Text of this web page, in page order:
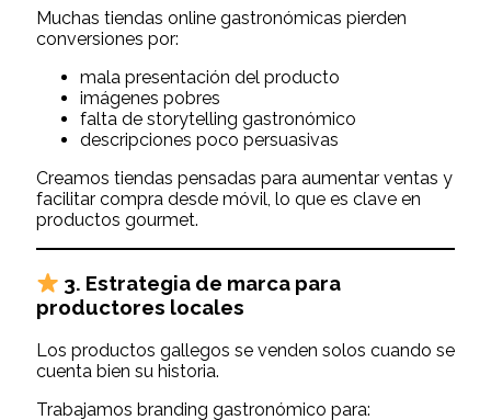
Muchas tiendas online gastronómicas pierden
conversiones por:
mala presentación del producto
imágenes pobres
falta de storytelling gastronómico
descripciones poco persuasivas
Creamos tiendas pensadas para aumentar ventas y
facilitar compra desde móvil, lo que es clave en
productos gourmet.
3. Estrategia de marca para
productores locales
Los productos gallegos se venden solos cuando se
cuenta bien su historia.
Trabajamos branding gastronómico para: